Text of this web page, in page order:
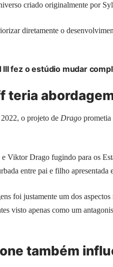
criado originalmente por
diretamente o
III fez o estúdio mudar
teria
o projeto de Drago prometia
Viktor Drago fugindo para os
entre pai e filho apresentada
foi justamente um dos
visto apenas como um
também